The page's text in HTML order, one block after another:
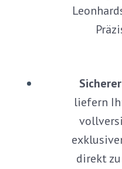
liefern
direkt